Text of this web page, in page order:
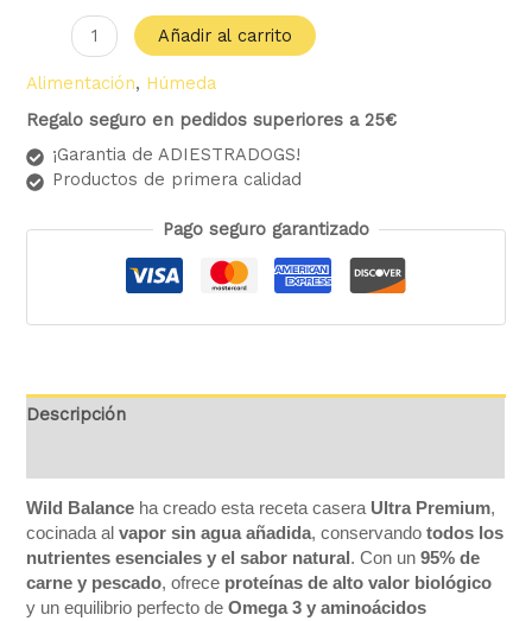
Añadir al carrito
Alimentación, Húmeda
Regalo seguro en pedidos superiores a 25€
¡Garantia de ADIESTRADOGS!
Productos de primera calidad
Pago seguro garantizado
Descripción
Wild Balance ha creado esta receta casera Ultra Premium,
cocinada alvapor sin agua añadida, conservandotodos los
nutrientes esenciales y el sabor natural . Con un95% de
carne y pescado, ofrece proteínas de alto valor biológico
y un equilibrio perfecto deOmega 3 y aminoácidos